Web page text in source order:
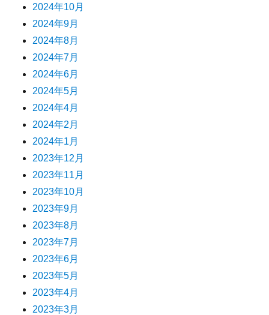
2024年10月
2024年9月
2024年8月
2024年7月
2024年6月
2024年5月
2024年4月
2024年2月
2024年1月
2023年12月
2023年11月
2023年10月
2023年9月
2023年8月
2023年7月
2023年6月
2023年5月
2023年4月
2023年3月